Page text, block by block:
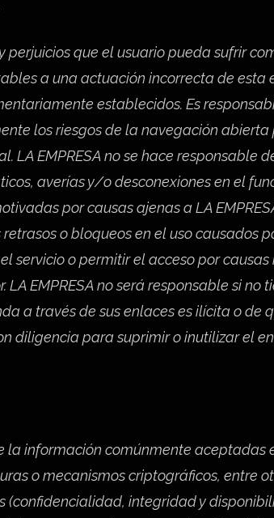
perjuicios que el usuario pueda sufrir
a una actuación incorrecta de
establecidos. Es
los riesgos de la navegación abierta
LA EMPRESA no se hace responsable
averías y/o desconexiones en el
por causas ajenas a LA
o bloqueos en el uso causados
servicio o permitir el acceso por
LA EMPRESA no será responsable si
a través de sus enlaces es ilícita o de
diligencia para suprimir o inutilizar el
la información comúnmente
o mecanismos criptográficos, entre
(confidencialidad, integridad y